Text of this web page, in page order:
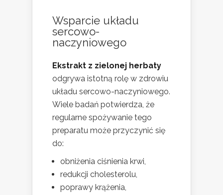
Wsparcie układu
sercowo-
naczyniowego
Ekstrakt z zielonej herbaty
odgrywa istotną rolę w zdrowiu
układu sercowo-naczyniowego.
Wiele badań potwierdza, że
regularne spożywanie tego
preparatu może przyczynić się
do:
obniżenia ciśnienia krwi,
redukcji cholesterolu,
poprawy krążenia,